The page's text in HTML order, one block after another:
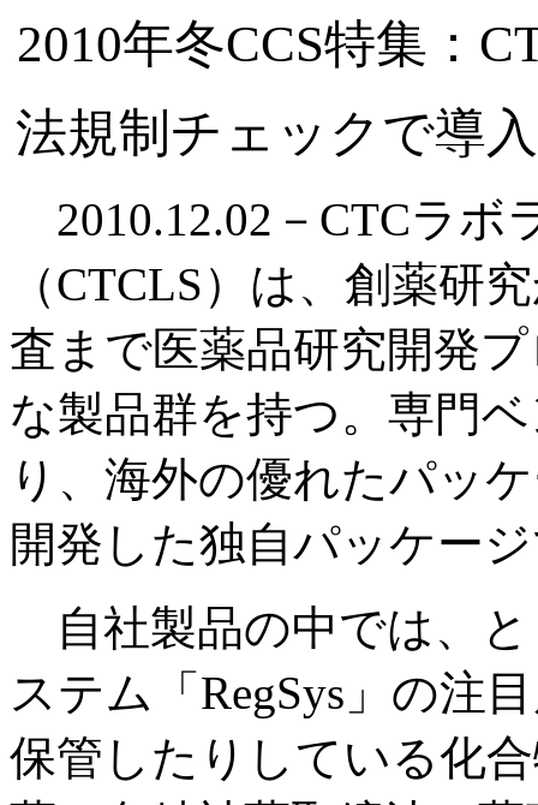
2010年冬CCS特集：
法規制チェックで導
2010.12.02－CTCラボ
（CTCLS）は、創薬研
査まで医薬品研究開発
な製品群を持つ。専門
り、海外の優れたパッ
開発した独自パッケー
自社製品の中では、
ステム「RegSys」の注
保管したりしている化